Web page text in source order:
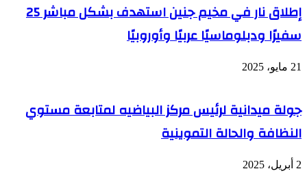
إطلاق نار في مخيم جنين استهدف بشكل مباشر 25
سفيرًا ودبلوماسيًا عربيًا وأوروبيًا
21 مايو، 2025
جولة ميدانية لرئيس مركز البياضيه لمتابعة مستوي
النظافة والحالة التموينية
2 أبريل، 2025